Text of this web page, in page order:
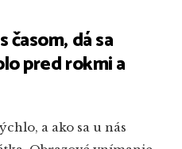
dá sa
pred rokmi a
a ako sa u nás